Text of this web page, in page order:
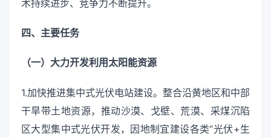
术持续进步、竞争力不断提升。
四、主要任务
（一）大力开发利用太阳能资源
1.加快推进集中式光伏电站建设。整合沿黄地区和中部
干旱带土地资源，推动沙漠、戈壁、荒漠、采煤沉陷
区大型集中式光伏开发，因地制宜建设各类“光伏+生